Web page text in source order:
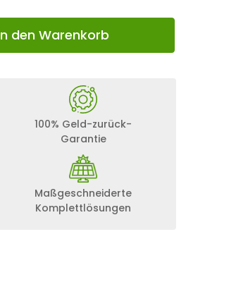
den Warenkorb
100% Geld-zurück-
Garantie
Maßgeschneiderte
Komplettlösungen